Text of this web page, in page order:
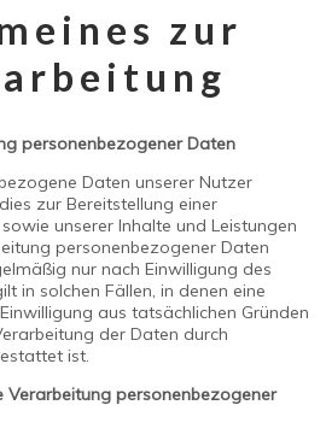
zur
personenbezogener Daten
Daten unserer Nutzer
zur Bereitstellung einer
unserer Inhalte und Leistungen
personenbezogener Daten
nur nach Einwilligung des
in solchen Fällen, in denen eine
aus tatsächlichen Gründen
der Daten durch
ist.
Verarbeitung personenbezogener